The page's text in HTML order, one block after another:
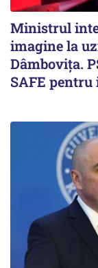
Ministrul
imagine la
Dâmbovița.
SAFE